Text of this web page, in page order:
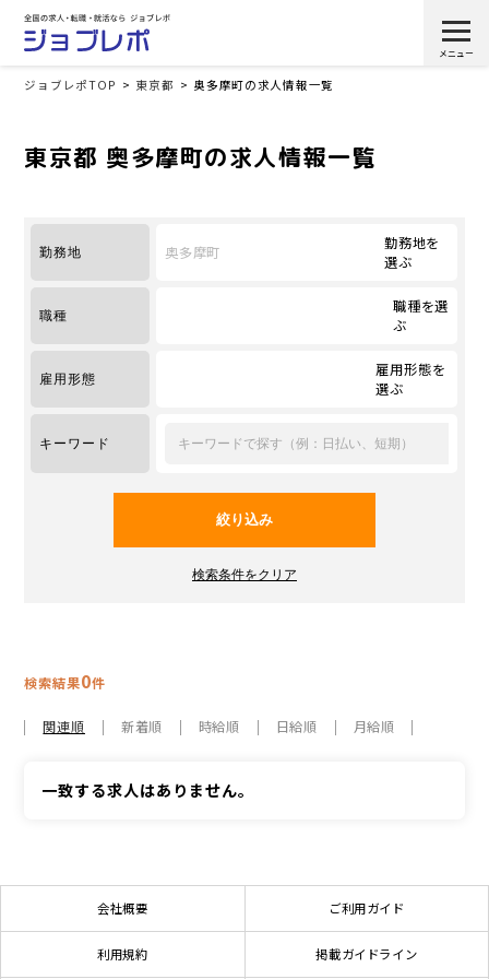
ジョブレポTOP 東京都 奥多摩町の求人情報一覧
東京都 奥多摩町の求人情報一覧
勤務地 奥多摩町
勤務地を
選ぶ
職種
職種を選
ぶ
雇用形態
雇用形態を
選ぶ
キーワード
検索結果0件
関連順 新着順 時給順 日給順 月給順
一致する求人はありません。
会社概要 ご利用ガイド
利用規約 掲載ガイドライン